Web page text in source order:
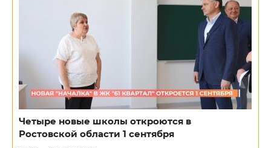
Четыре новые школы откроются в
Ростовской области 1 сентября